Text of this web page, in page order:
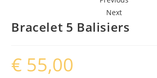
Next
Bracelet 5 Balisiers
€ 55,00